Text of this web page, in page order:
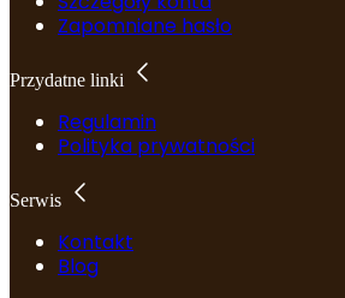
Zapomniane hasło
Przydatne linki
Regulamin
Polityka prywatności
Serwis
Kontakt
Blog